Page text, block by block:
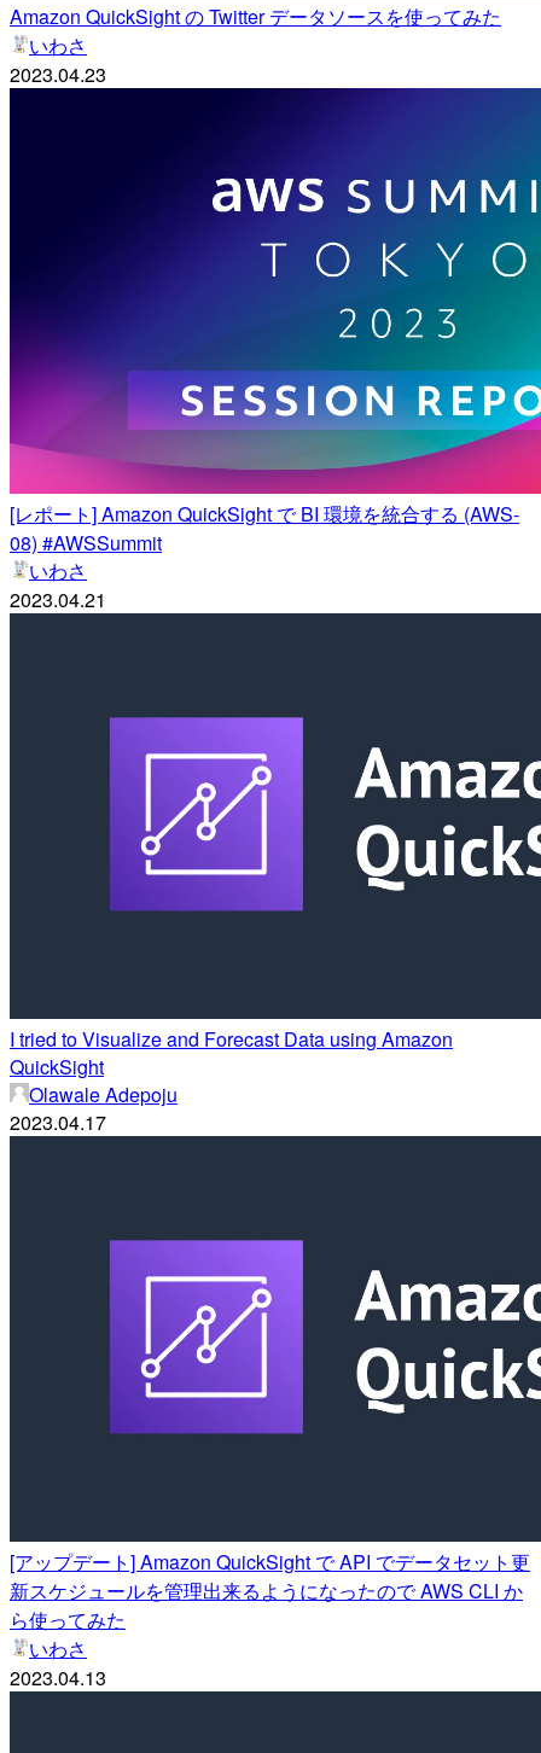
Amazon QuickSight の Twitter データソースを使ってみた
いわさ
2023.04.23
[レポート] Amazon QuickSight で BI 環境を統合する (AWS-
08) #AWSSummit
いわさ
2023.04.21
I tried to Visualize and Forecast Data using Amazon
QuickSight
Olawale Adepoju
2023.04.17
[アップデート] Amazon QuickSight で API でデータセット更
新スケジュールを管理出来るようになったので AWS CLI か
ら使ってみた
いわさ
2023.04.13